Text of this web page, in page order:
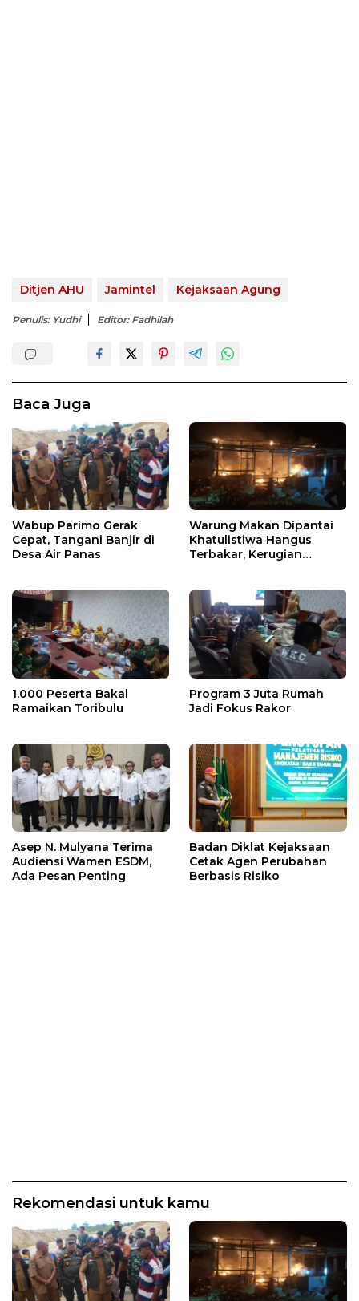
Ditjen AHU Jamintel Kejaksaan Agung
Penulis: Yudhi Editor: Fadhilah
Baca Juga
Wabup Parimo Gerak
Cepat, Tangani Banjir di
Desa Air Panas
Warung Makan Dipantai
Khatulistiwa Hangus
Terbakar, Kerugian
1.000 Peserta Bakal
Ramaikan Toribulu
Program 3 Juta Rumah
Jadi Fokus Rakor
Asep N. Mulyana Terima
Audiensi Wamen ESDM,
Ada Pesan Penting
Badan Diklat Kejaksaan
Cetak Agen Perubahan
Berbasis Risiko
Rekomendasi untuk kamu